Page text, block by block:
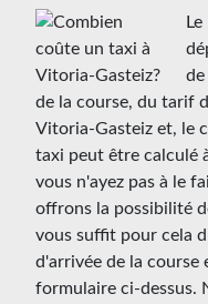
de
de la course, du tarif
Vitoria-Gasteiz et, le
taxi peut être calculé
vous n'ayez pas à le
offrons la possibilité
vous suffit pour cela
d'arrivée de la course
formulaire ci-dessus.